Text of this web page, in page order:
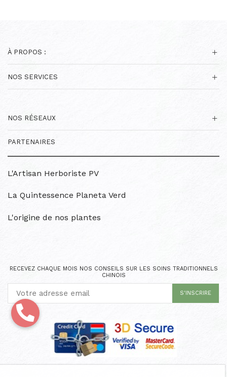
À PROPOS :
NOS SERVICES
NOS RÉSEAUX
PARTENAIRES
L'Artisan Herboriste PV
La Quintessence Planeta Verd
L'origine de nos plantes
RECEVEZ CHAQUE MOIS NOS CONSEILS SUR LES SOINS TRADITIONNELS
CHINOIS